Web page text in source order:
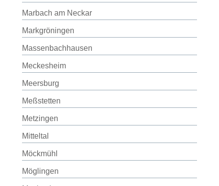
Marbach am Neckar
Markgröningen
Massenbachhausen
Meckesheim
Meersburg
Meßstetten
Metzingen
Mitteltal
Möckmühl
Möglingen